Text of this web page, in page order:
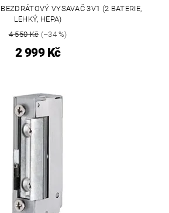
VYSAVAČ 3V1 (2 BATERIE,
LEHKÝ, HEPA)
4 550 Kč(–34 %)
2 999 Kč